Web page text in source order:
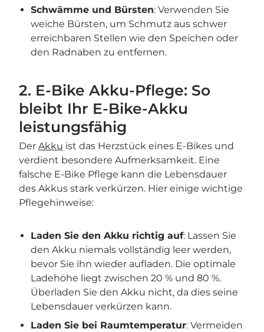
Schwämme und Bürsten: Verwenden Sie
weiche Bürsten, um Schmutz aus schwer
erreichbaren Stellen wie den Speichen oder
den Radnaben zu entfernen.
2. E-Bike Akku-Pflege: So
bleibt Ihr E-Bike-Akku
leistungsfähig
Der Akku ist das Herzstück eines E-Bikes und
verdient besondere Aufmerksamkeit. Eine
falsche E-Bike Pflege kann die Lebensdauer
des Akkus stark verkürzen. Hier einige wichtige
Pflegehinweise:
Laden Sie den Akku richtig auf: Lassen Sie
den Akku niemals vollständig leer werden,
bevor Sie ihn wieder aufladen. Die optimale
Ladehöhe liegt zwischen 20 % und 80 %.
Überladen Sie den Akku nicht, da dies seine
Lebensdauer verkürzen kann.
Laden Sie bei Raumtemperatur: Vermeiden